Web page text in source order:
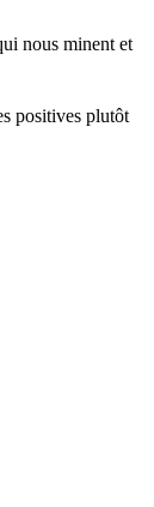
nous minent et
positives plutôt